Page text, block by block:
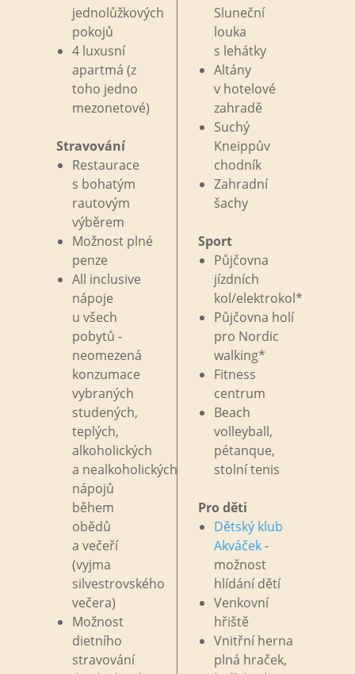
jednolůžkových
pokojů
4 luxusní
apartmá (z
toho jedno
mezonetové)
Stravování
Restaurace
s bohatým
rautovým
výběrem
Možnost plné
penze
All inclusive
nápoje
u všech
pobytů -
neomezená
konzumace
vybraných
studených,
teplých,
alkoholických
a nealkoholických
nápojů
během
obědů
a večeří
(vyjma
silvestrovského
večera)
Možnost
dietního
stravování
Sluneční
louka
s lehátky
Altány
v hotelové
zahradě
Suchý
Kneippův
chodník
Zahradní
šachy
Sport
Půjčovna
jízdních
kol/elektrokol*
Půjčovna holí
pro Nordic
walking*
Fitness
centrum
Beach
volleyball,
pétanque,
stolní tenis
Pro děti
Dětský klub
Akváček-
možnost
hlídání dětí
Venkovní
hřiště
Vnitřní herna
plná hraček,